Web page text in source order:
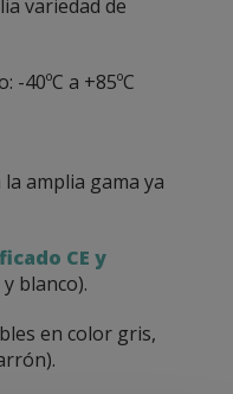
variedad de
a +85ºC
amplia gama ya
CE y
blanco).
en color gris,